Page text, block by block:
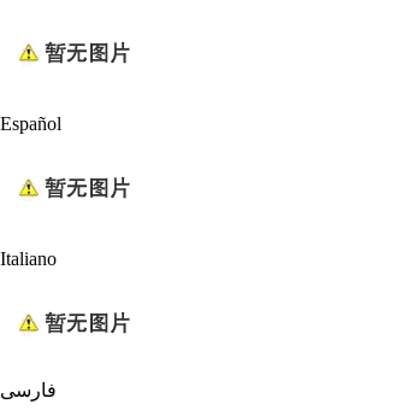
Español
Italiano
فارسی